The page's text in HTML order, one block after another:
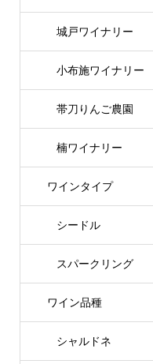
城戸ワイナリー
小布施ワイナリー
帯刀りんご農園
楠ワイナリー
ワインタイプ
シードル
スパークリング
ワイン品種
シャルドネ